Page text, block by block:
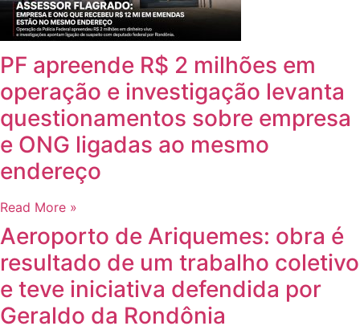
PF apreende R$ 2 milhões em
operação e investigação levanta
questionamentos sobre empresa
e ONG ligadas ao mesmo
endereço
Read More »
Aeroporto de Ariquemes: obra é
resultado de um trabalho coletivo
e teve iniciativa defendida por
Geraldo da Rondônia